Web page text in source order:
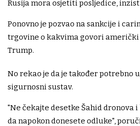
Rusija mora osjetiti posljedice,
Ponovno je pozvao na sankcije i
trgovine o kakvima govori
Trump.
No rekao je da je također potrebno
sigurnosni sustav.
"Ne čekajte desetke Šahid
da napokon donesete odluke",